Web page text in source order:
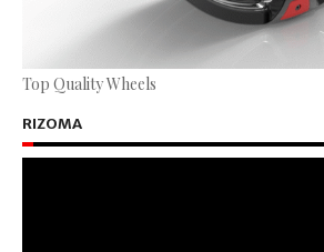
Top Quality Wheels
RIZOMA